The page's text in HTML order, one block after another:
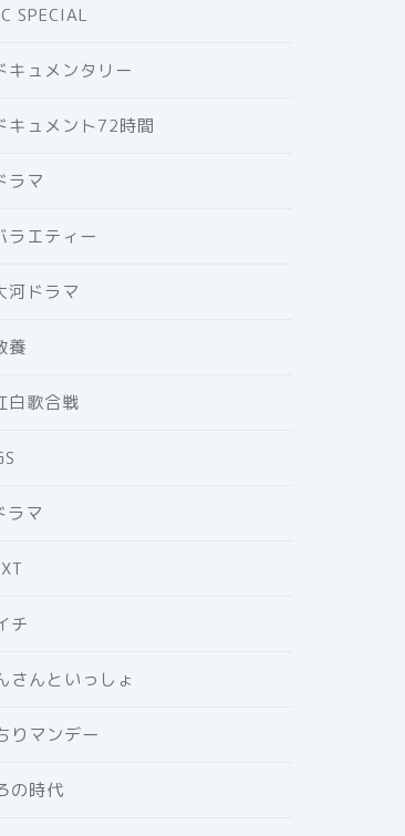
SPECIAL
キュメンタリー
キュメント72時間
ラマ
ラエティー
河ドラマ
養
白歌合戦
ラマ
チ
さんといっしょ
りマンデー
の時代